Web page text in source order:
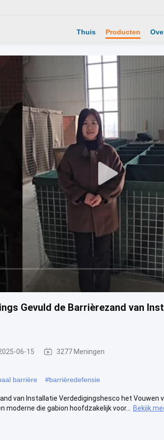
Thuis Producten
Gevuld de Barrièrezand van
06-15 3277 Meningen
barrière #barrièredefensie
van Installatie Verdedigingshesco het Vouwen
die gabion hoofdzakelijk voor...
Bekijk